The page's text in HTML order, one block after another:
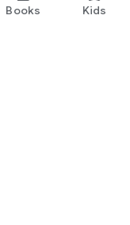
Books Kids